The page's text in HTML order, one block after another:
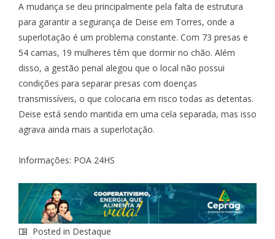
A mudança se deu principalmente pela falta de estrutura
para garantir a segurança de Deise em Torres, onde a
superlotação é um problema constante. Com 73 presas e
54 camas, 19 mulheres têm que dormir no chão. Além
disso, a gestão penal alegou que o local não possui
condições para separar presas com doenças
transmissíveis, o que colocaria em risco todas as detentas.
Deise está sendo mantida em uma cela separada, mas isso
agrava ainda mais a superlotação.
Informações: POA 24HS
Posted in Destaque